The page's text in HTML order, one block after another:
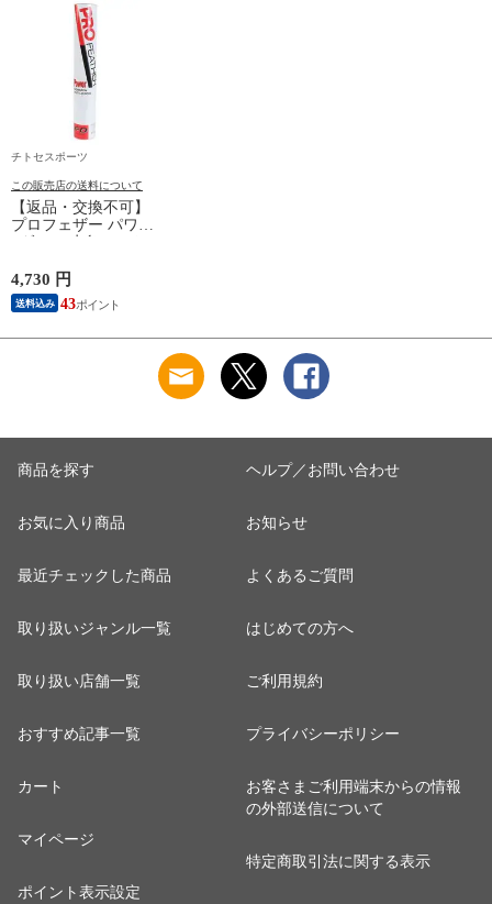
チトセスポーツ
この販売店の送料について
【返品・交換不可】
プロフェザー パワー
1ダース 水鳥シャト
PF-6010 2025SS バド
ミントンシャトル 羽
根 12個入
4,730 円
送料込み 43
商品を探す
お気に入り商品
最近チェックした商品
取り扱いジャンル一覧
取り扱い店舗一覧
おすすめ記事一覧
カート
マイページ
ポイント表示設定
ヘルプ／お問い合わせ
お知らせ
よくあるご質問
はじめての方へ
ご利用規約
プライバシーポリシー
お客さまご利用端末からの情報
の外部送信について
特定商取引法に関する表示